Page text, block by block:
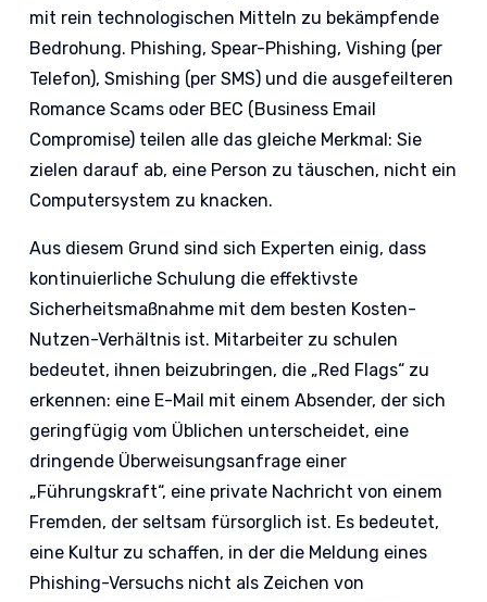
mit rein technologischen Mitteln zu bekämpfende
Bedrohung. Phishing, Spear-Phishing, Vishing (per
Telefon), Smishing (per SMS) und die ausgefeilteren
Romance Scams oder BEC (Business Email
Compromise) teilen alle das gleiche Merkmal: Sie
zielen darauf ab, eine Person zu täuschen, nicht ein
Computersystem zu knacken.
Aus diesem Grund sind sich Experten einig, dass
kontinuierliche Schulung die effektivste
Sicherheitsmaßnahme mit dem besten Kosten-
Nutzen-Verhältnis ist. Mitarbeiter zu schulen
bedeutet, ihnen beizubringen, die „Red Flags“ zu
erkennen: eine E-Mail mit einem Absender, der sich
geringfügig vom Üblichen unterscheidet, eine
dringende Überweisungsanfrage einer
„Führungskraft“, eine private Nachricht von einem
Fremden, der seltsam fürsorglich ist. Es bedeutet,
eine Kultur zu schaffen, in der die Meldung eines
Phishing-Versuchs nicht als Zeichen von